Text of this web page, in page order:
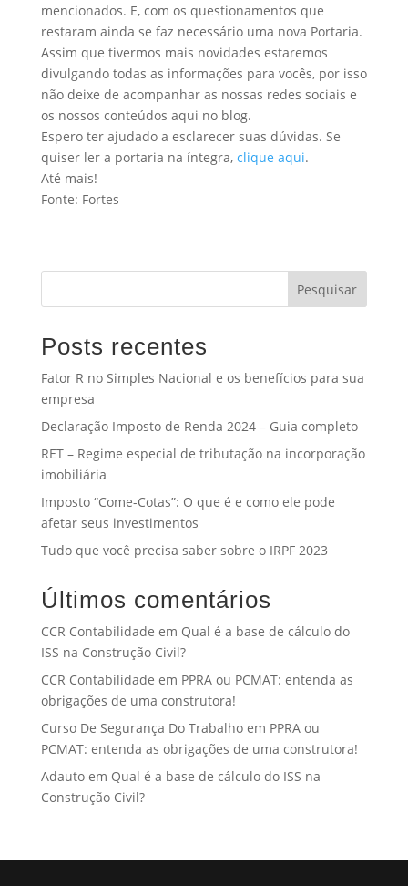
mencionados. E, com os questionamentos que
restaram ainda se faz necessário uma nova Portaria.
Assim que tivermos mais novidades estaremos
divulgando todas as informações para vocês, por isso
não deixe de acompanhar as nossas redes sociais e
os nossos conteúdos aqui no blog.
Espero ter ajudado a esclarecer suas dúvidas. Se
quiser ler a portaria na íntegra, clique aqui.
Até mais!
Fonte: Fortes
Pesquisar
Posts recentes
Fator R no Simples Nacional e os benefícios para sua
empresa
Declaração Imposto de Renda 2024 – Guia completo
RET – Regime especial de tributação na incorporação
imobiliária
Imposto “Come-Cotas”: O que é e como ele pode
afetar seus investimentos
Tudo que você precisa saber sobre o IRPF 2023
Últimos comentários
CCR Contabilidade em Qual é a base de cálculo do
ISS na Construção Civil?
CCR Contabilidade em PPRA ou PCMAT: entenda as
obrigações de uma construtora!
Curso De Segurança Do Trabalhoem PPRA ou
PCMAT: entenda as obrigações de uma construtora!
Adautoem Qual é a base de cálculo do ISS na
Construção Civil?